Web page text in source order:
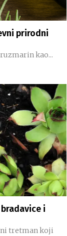
prirodni
kao...
i
tretman koji